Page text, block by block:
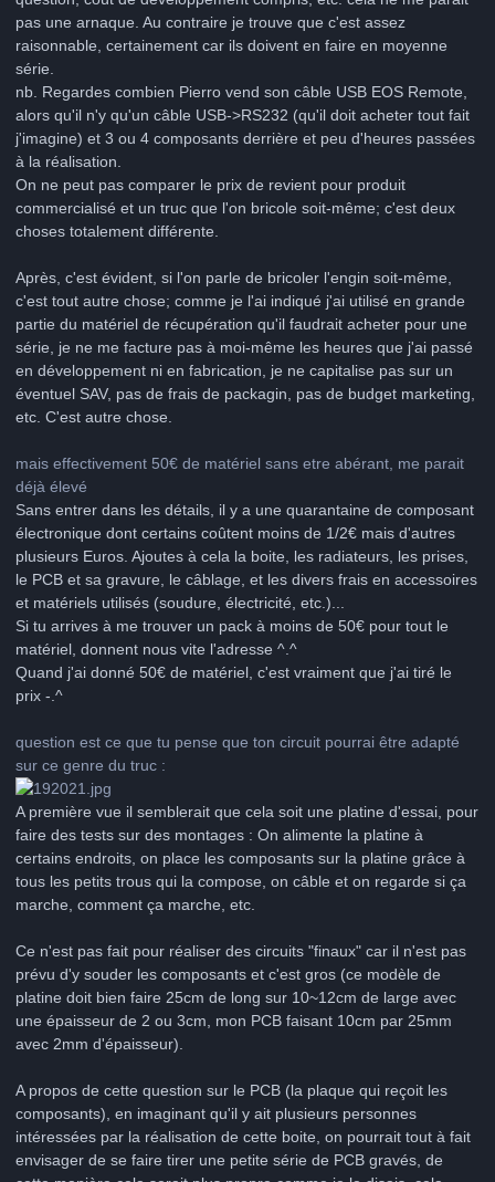
pas une arnaque. Au contraire je trouve que c'est assez
raisonnable, certainement car ils doivent en faire en moyenne
série.
nb. Regardes combien Pierro vend son câble USB EOS Remote,
alors qu'il n'y qu'un câble USB->RS232 (qu'il doit acheter tout fait
j'imagine) et 3 ou 4 composants derrière et peu d'heures passées
à la réalisation.
On ne peut pas comparer le prix de revient pour produit
commercialisé et un truc que l'on bricole soit-même; c'est deux
choses totalement différente.
Après, c'est évident, si l'on parle de bricoler l'engin soit-même,
c'est tout autre chose; comme je l'ai indiqué j'ai utilisé en grande
partie du matériel de récupération qu'il faudrait acheter pour une
série, je ne me facture pas à moi-même les heures que j'ai passé
en développement ni en fabrication, je ne capitalise pas sur un
éventuel SAV, pas de frais de packagin, pas de budget marketing,
etc. C'est autre chose.
mais effectivement 50€ de matériel sans etre abérant, me parait
déjà élevé
Sans entrer dans les détails, il y a une quarantaine de composant
électronique dont certains coûtent moins de 1/2€ mais d'autres
plusieurs Euros. Ajoutes à cela la boite, les radiateurs, les prises,
le PCB et sa gravure, le câblage, et les divers frais en accessoires
et matériels utilisés (soudure, électricité, etc.)...
Si tu arrives à me trouver un pack à moins de 50€ pour tout le
matériel, donnent nous vite l'adresse ^.^
Quand j'ai donné 50€ de matériel, c'est vraiment que j'ai tiré le
prix -.^
question est ce que tu pense que ton circuit pourrai être adapté
sur ce genre du truc :
A première vue il semblerait que cela soit une platine d'essai, pour
faire des tests sur des montages : On alimente la platine à
certains endroits, on place les composants sur la platine grâce à
tous les petits trous qui la compose, on câble et on regarde si ça
marche, comment ça marche, etc.
Ce n'est pas fait pour réaliser des circuits "finaux" car il n'est pas
prévu d'y souder les composants et c'est gros (ce modèle de
platine doit bien faire 25cm de long sur 10~12cm de large avec
une épaisseur de 2 ou 3cm, mon PCB faisant 10cm par 25mm
avec 2mm d'épaisseur).
A propos de cette question sur le PCB (la plaque qui reçoit les
composants), en imaginant qu'il y ait plusieurs personnes
intéressées par la réalisation de cette boite, on pourrait tout à fait
envisager de se faire tirer une petite série de PCB gravés, de